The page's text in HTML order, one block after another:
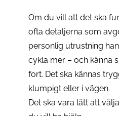
Om du vill att det ska
ofta detaljerna som
personlig utrustning
cykla mer – och känna
fort. Det ska kännas
klumpigt eller i vägen.
Det ska vara lätt att